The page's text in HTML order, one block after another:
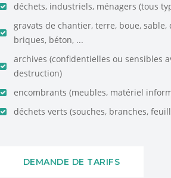
déchets, industriels, ménagers (tous
gravats de chantier, terre, boue, sable,
briques, béton, ...
archives (confidentielles ou sensibles
destruction)
encombrants (meubles, matériel
déchets verts (souches, branches,
DEMANDE DE TARIFS